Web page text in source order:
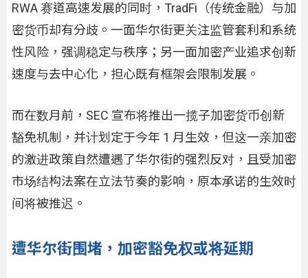
RWA 赛道高速发展的同时，TradFi（传统金融）与加
密货币却有分歧。一面华尔街更关注监管套利和系统
性风险，强调稳定与秩序；另一面加密产业追求创新
速度与去中心化，担心既有框架会限制发展。
而在数月前，SEC 宣布将推出一揽子加密货币创新
豁免机制，并计划定于今年 1 月生效，但这一亲加密
的激进政策自然遭遇了华尔街的强烈反对，且受加密
市场结构法案在立法节奏的影响，原本承诺的生效时
间将被推迟。
遭华尔街围堵，加密豁免权或将延期